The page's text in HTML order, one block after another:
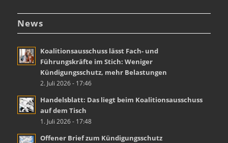
News
Koalitionsausschuss lässt Fach- und
Führungskräfte im Stich: Weniger
Kündigungsschutz, mehr Belastungen
2. Juli 2026 - 17:46
Handelsblatt: Das liegt beim Koalitionsausschuss
auf dem Tisch
1. Juli 2026 - 17:48
Offener Brief zum Kündigungsschutz